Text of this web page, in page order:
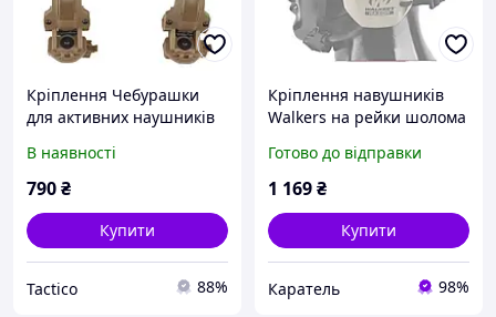
Кріплення Чебурашки
для активних наушників
arc & team wendy) _tdo
В наявності
790₴
Купити
Tactico 88%
Кріплення навушників
Walkers на рейки шолома
WADSN, DE, Гарнітура,
Wаlker`s, Адаптери на
Готово до відправки
1 169₴
Купити
Каратель 98%